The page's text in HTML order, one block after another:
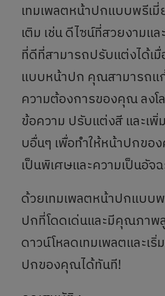
เทมเพลตหน้าปกแบบพรี
เติม เช่น ดีไซน์ที่สวยงาม
ที่ดีที่สามารถปรับแต่งได้เ
แบบหน้าปก คุณสามารถแ
ความต้องการของคุณ ลงโ
ข้อความ ปรับแต่งสี และเ
บอื่นๆ เพื่อทำให้หน้าปกข
เป็นพิเศษและความเป็นอั
ด้วยเทมเพลตหน้าปกแบบ
ปกที่โดดเด่นและมีคุณภาพ
ดาวน์โหลดเทมเพลตและเ
ปกของคุณได้ทันที!